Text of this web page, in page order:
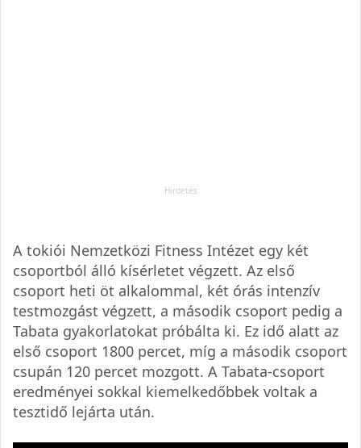
A tokiói Nemzetközi Fitness Intézet egy két
csoportból álló kísérletet végzett. Az első
csoport heti öt alkalommal, két órás intenzív
testmozgást végzett, a második csoport pedig a
Tabata gyakorlatokat próbálta ki. Ez idő alatt az
első csoport 1800 percet, míg a második csoport
csupán 120 percet mozgott. A Tabata-csoport
eredményei sokkal kiemelkedőbbek voltak a
tesztidő lejárta után.